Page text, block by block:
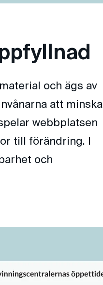
och ägs av
att minska
webbplatsen
till förändring. I
och